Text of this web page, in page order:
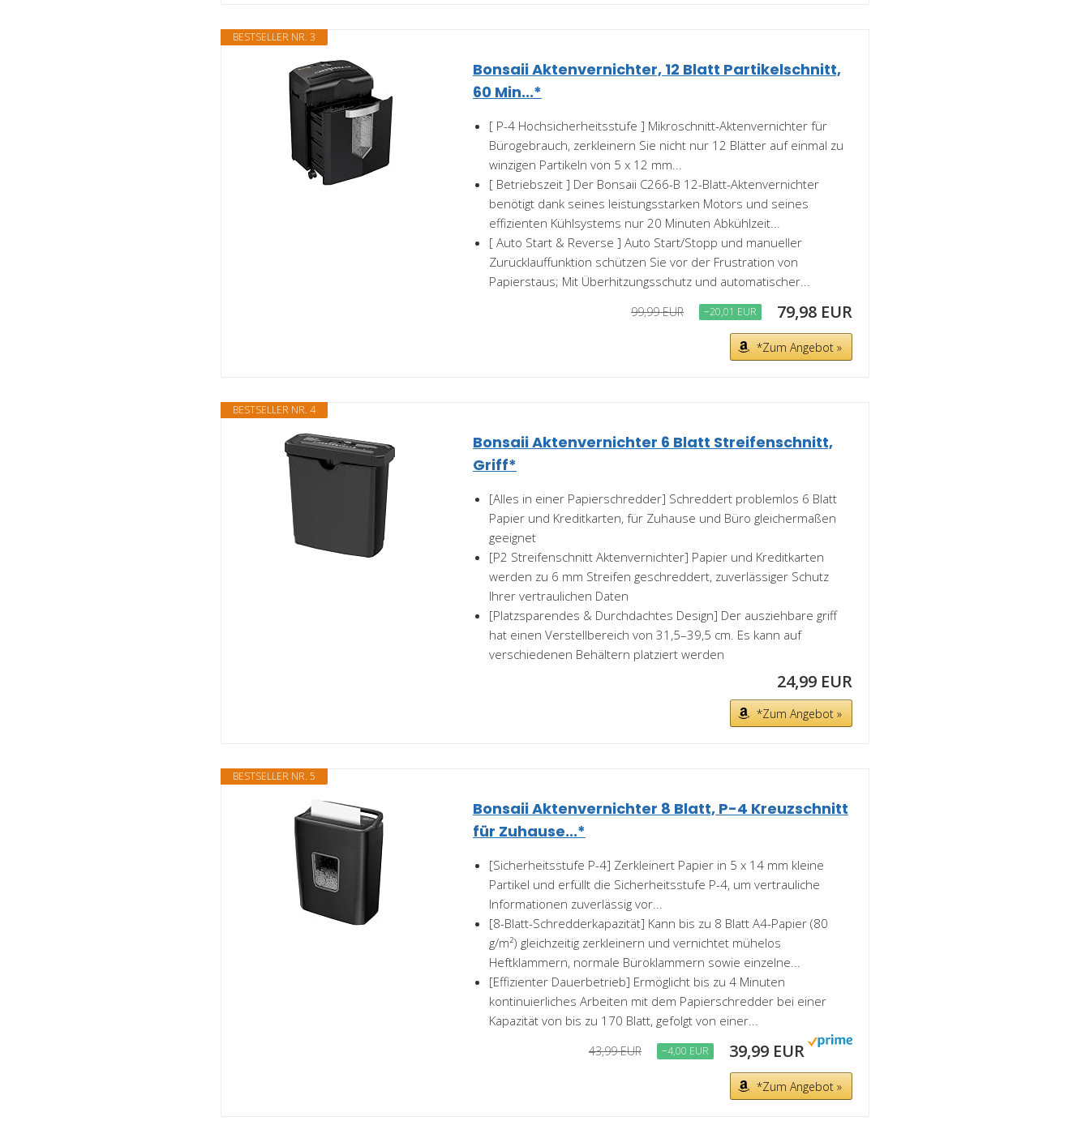
BESTSELLER NR. 3
Bonsaii Aktenvernichter, 12 Blatt Partikelschnitt,
60 Min...*
[ P-4 Hochsicherheitsstufe ] Mikroschnitt-Aktenvernichter für
Bürogebrauch, zerkleinern Sie nicht nur 12 Blätter auf einmal zu
winzigen Partikeln von 5 x 12 mm...
[ Betriebszeit ] Der Bonsaii C266-B 12-Blatt-Aktenvernichter
benötigt dank seines leistungsstarken Motors und seines
effizienten Kühlsystems nur 20 Minuten Abkühlzeit...
[ Auto Start & Reverse ] Auto Start/Stopp und manueller
Zurücklauffunktion schützen Sie vor der Frustration von
Papierstaus; Mit Überhitzungsschutz und automatischer...
99,99 EUR −20,01 EUR 79,98 EUR
*Zum Angebot »
BESTSELLER NR. 4
Bonsaii Aktenvernichter 6 Blatt Streifenschnitt,
Griff*
[Alles in einer Papierschredder] Schreddert problemlos 6 Blatt
Papier und Kreditkarten, für Zuhause und Büro gleichermaßen
geeignet
[P2 Streifenschnitt Aktenvernichter] Papier und Kreditkarten
werden zu 6 mm Streifen geschreddert, zuverlässiger Schutz
Ihrer vertraulichen Daten
[Platzsparendes & Durchdachtes Design] Der ausziehbare griff
hat einen Verstellbereich von 31,5–39,5 cm. Es kann auf
verschiedenen Behältern platziert werden
24,99 EUR
*Zum Angebot »
BESTSELLER NR. 5
Bonsaii Aktenvernichter 8 Blatt, P-4 Kreuzschnitt
für Zuhause...*
[Sicherheitsstufe P-4] Zerkleinert Papier in 5 x 14 mm kleine
Partikel und erfüllt die Sicherheitsstufe P-4, um vertrauliche
Informationen zuverlässig vor...
[8-Blatt-Schredderkapazität] Kann bis zu 8 Blatt A4-Papier (80
g/m²) gleichzeitig zerkleinern und vernichtet mühelos
Heftklammern, normale Büroklammern sowie einzelne...
[Effizienter Dauerbetrieb] Ermöglicht bis zu 4 Minuten
kontinuierliches Arbeiten mit dem Papierschredder bei einer
Kapazität von bis zu 170 Blatt, gefolgt von einer...
43,99 EUR −4,00 EUR 39,99 EUR
*Zum Angebot »